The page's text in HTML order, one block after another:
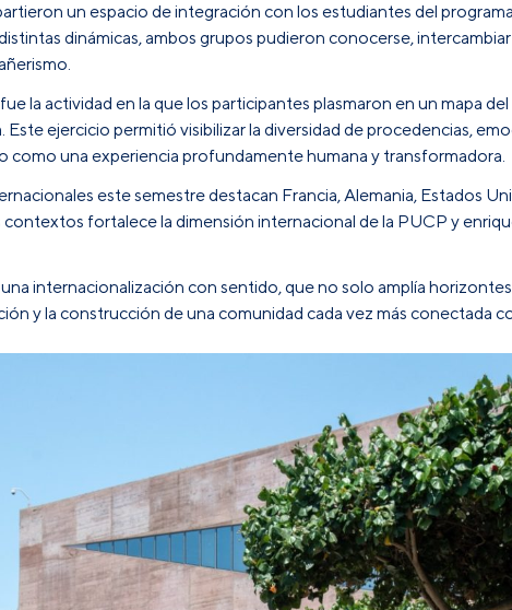
un espacio de integración con los estudiantes del
dinámicas, ambos grupos pudieron conocerse,
la actividad en la que los participantes plasmaron en un mapa
ejercicio permitió visibilizar la diversidad de procedencias,
como una experiencia profundamente humana y transformadora.
este semestre destacan Francia, Alemania, Estados
fortalece la dimensión internacional de la PUCP y
internacionalización con sentido, que no solo amplía
y la construcción de una comunidad cada vez más conectada